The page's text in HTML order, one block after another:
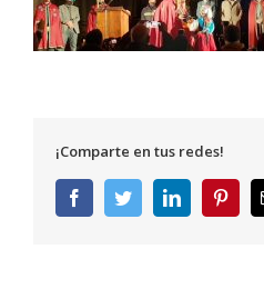
¡Comparte en tus redes!
FacebookTwitterLinkedIn